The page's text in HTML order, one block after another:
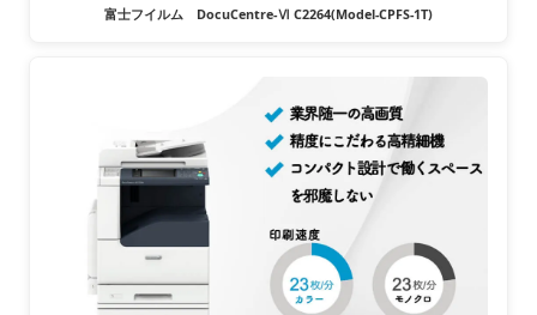
富士フイルム DocuCentre-Ⅵ C2264(Model-CPFS-1T)